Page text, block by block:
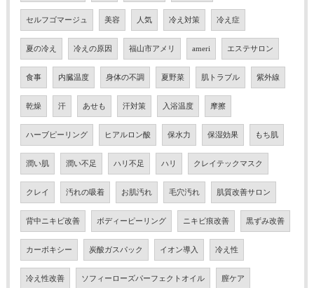
セルフゴマージュ 美容 人気 冷え対策 冷え症
夏の冷え 冷えの原因 福山市アメリ ameri エステサロン
食事 内臓温度 身体の不調 夏野菜 肌トラブル 紫外線
乾燥 汗 あせも 汗対策 入浴温度 摩擦
ハーブピーリング ヒアルロン酸 保水力 保湿効果 もち肌
潤い肌 潤い不足 ハリ不足 ハリ クレイテックマスク
クレイ 汚れの吸着 お肌汚れ 毛穴汚れ 肌質改善サロン
背中ニキビ改善 ボディーピーリング ニキビ痕改善 黒ずみ改善
カーボキシー 炭酸ガスパック イオン導入 冷え性
冷え性改善 ソフィーローズパーフェクトオイル 膣ケア